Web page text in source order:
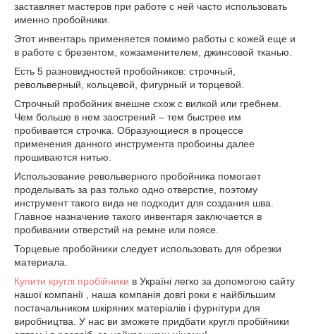
заставляет мастеров при работе с ней часто использовать
именно пробойники.
Этот инвентарь применяется помимо работы с кожей еще и
в работе с брезентом, кожзаменителем, джинсовой тканью.
Есть 5 разновидностей пробойников: строчный,
револьверный, кольцевой, фигурный и торцевой.
Строчный пробойник внешне схож с вилкой или гребнем.
Чем больше в нем заострений – тем быстрее им
пробивается строчка. Образующиеся в процессе
применения данного инструмента пробоины далее
прошиваются нитью.
Использование револьверного пробойника помогает
проделывать за раз только одно отверстие, поэтому
инструмент такого вида не подходит для создания шва.
Главное назначение такого инвентаря заключается в
пробивании отверстий на ремне или поясе.
Торцевые пробойники следует использовать для обрезки
материала.
Купити круглі пробійники в Україні легко за допомогою сайту
нашої компанії , наша компанія довгі роки є найбільшим
постачальником шкіряних матеріалів і фурнітури для
виробництва. У нас ви зможете придбати круглі пробійники